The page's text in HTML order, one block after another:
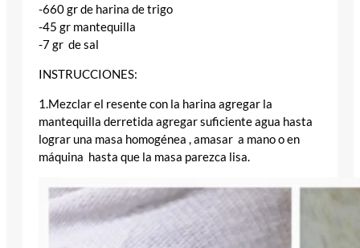
-660 gr de harina de trigo
-45 gr mantequilla
-7 gr de sal
INSTRUCCIONES:
1.Mezclar el resente con la harina agregar la
mantequilla derretida agregar suficiente agua hasta
lograr una masa homogénea , amasar a mano o en
máquina hasta que la masa parezca lisa.